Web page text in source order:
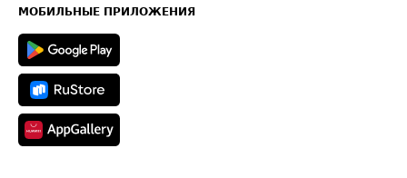
Техническая информация
МОБИЛЬНЫЕ ПРИЛОЖЕНИЯ